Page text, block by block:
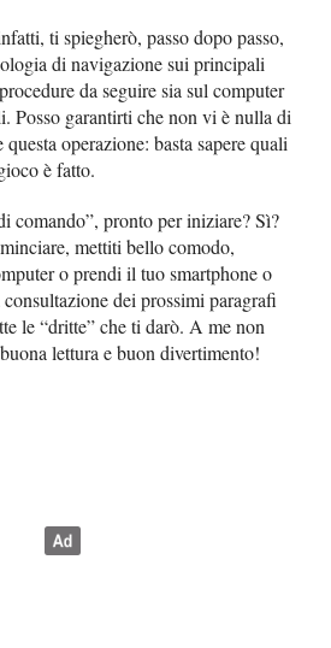
ti spiegherò, passo dopo passo,
di navigazione sui principali
da seguire sia sul computer
Posso garantirti che non vi è nulla di
operazione: basta sapere quali
è fatto.
comando”, pronto per iniziare? Sì?
mettiti bello comodo,
o prendi il tuo smartphone o
dei prossimi paragrafi
le “dritte” che ti darò. A me non
lettura e buon divertimento!